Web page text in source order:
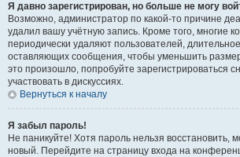
Я давно зарегистрирован, но больше не могу
Возможно, администратор по какой-то причине
удалил вашу учётную запись. Кроме того, многие
периодически удаляют пользователей,
оставляющих сообщения, чтобы уменьшить
это произошло, попробуйте зарегистрироваться
участвовать в дискуссиях.
Вернуться к началу
Я забыл пароль!
Не паникуйте! Хотя пароль нельзя восстановить,
новый. Перейдите на страницу входа на